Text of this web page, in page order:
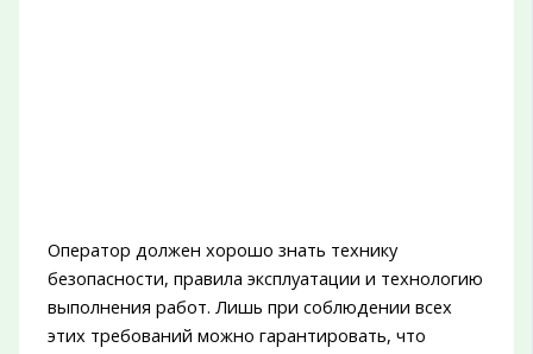
Оператор должен хорошо знать технику
безопасности, правила эксплуатации и технологию
выполнения работ. Лишь при соблюдении всех
этих требований можно гарантировать, что